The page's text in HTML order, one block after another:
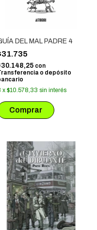
DEL MAL PADRE 4
con
o depósito
x $10.578,33 sin interés